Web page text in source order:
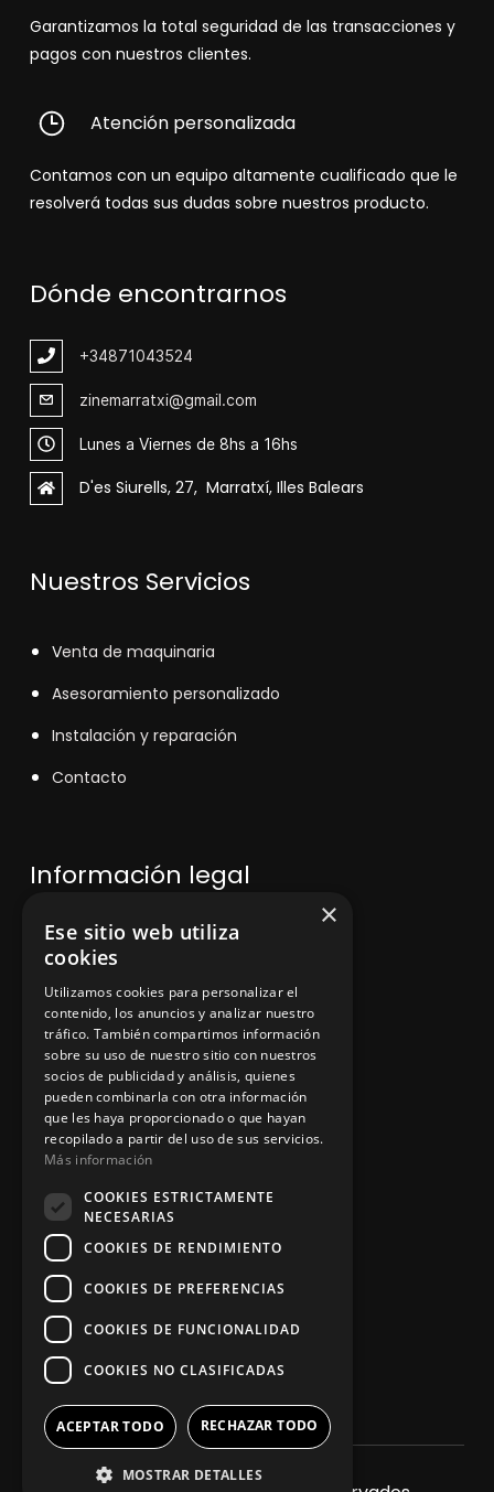
Garantizamos la total seguridad de las transacciones y
pagos con nuestros clientes.
Atención personalizada
Contamos con un equipo altamente cualificado que le
resolverá todas sus dudas sobre nuestros producto.
Dónde encontrarnos
+34871043524
zinemarratxi@gmail.com
Lunes a Viernes de 8hs a 16hs
D'es Siurells, 27, Marratxí, Illes Balears
Nuestros Servicios
Venta de maquinaria
Asesoramiento personalizado
Instalación y reparación
Contacto
Información legal
Política de privacidad
Aviso legal
App Zine Hostelería
Síguenos
×
Ese sitio web utiliza
cookies
Utilizamos cookies para personalizar el
contenido, los anuncios y analizar nuestro
tráfico. También compartimos información
sobre su uso de nuestro sitio con nuestros
socios de publicidad y análisis, quienes
pueden combinarla con otra información
que les haya proporcionado o que hayan
recopilado a partir del uso de sus servicios.
Más información
COOKIES ESTRICTAMENTE
NECESARIAS
COOKIES DE RENDIMIENTO
COOKIES DE PREFERENCIAS
COOKIES DE FUNCIONALIDAD
COOKIES NO CLASIFICADAS
ACEPTAR TODO RECHAZAR TODO
MOSTRAR DETALLES